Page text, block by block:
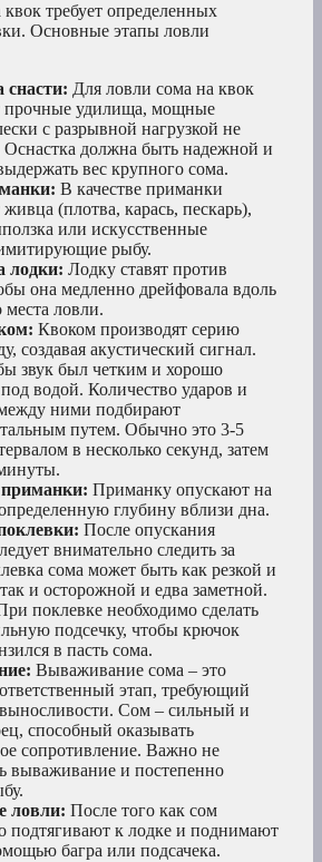
требует определенных
Основные этапы ловли
снасти: Для ловли сома на квок
прочные удилища, мощные
с разрывной нагрузкой не
Оснастка должна быть надежной и
вес крупного сома.
В качестве приманки
(плотва, карась, пескарь),
или искусственные
рыбу.
лодки: Лодку ставят против
она медленно дрейфовала вдоль
ловли.
Квоком производят серию
создавая акустический сигнал.
звук был четким и хорошо
водой. Количество ударов и
ними подбирают
путем. Обычно это 3-5
в несколько секунд, затем
Приманку опускают на
глубину вблизи дна.
После опускания
внимательно следить за
сома может быть как резкой и
и осторожной и едва заметной.
поклевке необходимо сделать
подсечку, чтобы крючок
в пасть сома.
Вываживание сома – это
этап, требующий
Сом – сильный и
способный оказывать
сопротивление. Важно не
вываживание и постепенно
ловли: После того как сом
подтягивают к лодке и поднимают
багра или подсачека.